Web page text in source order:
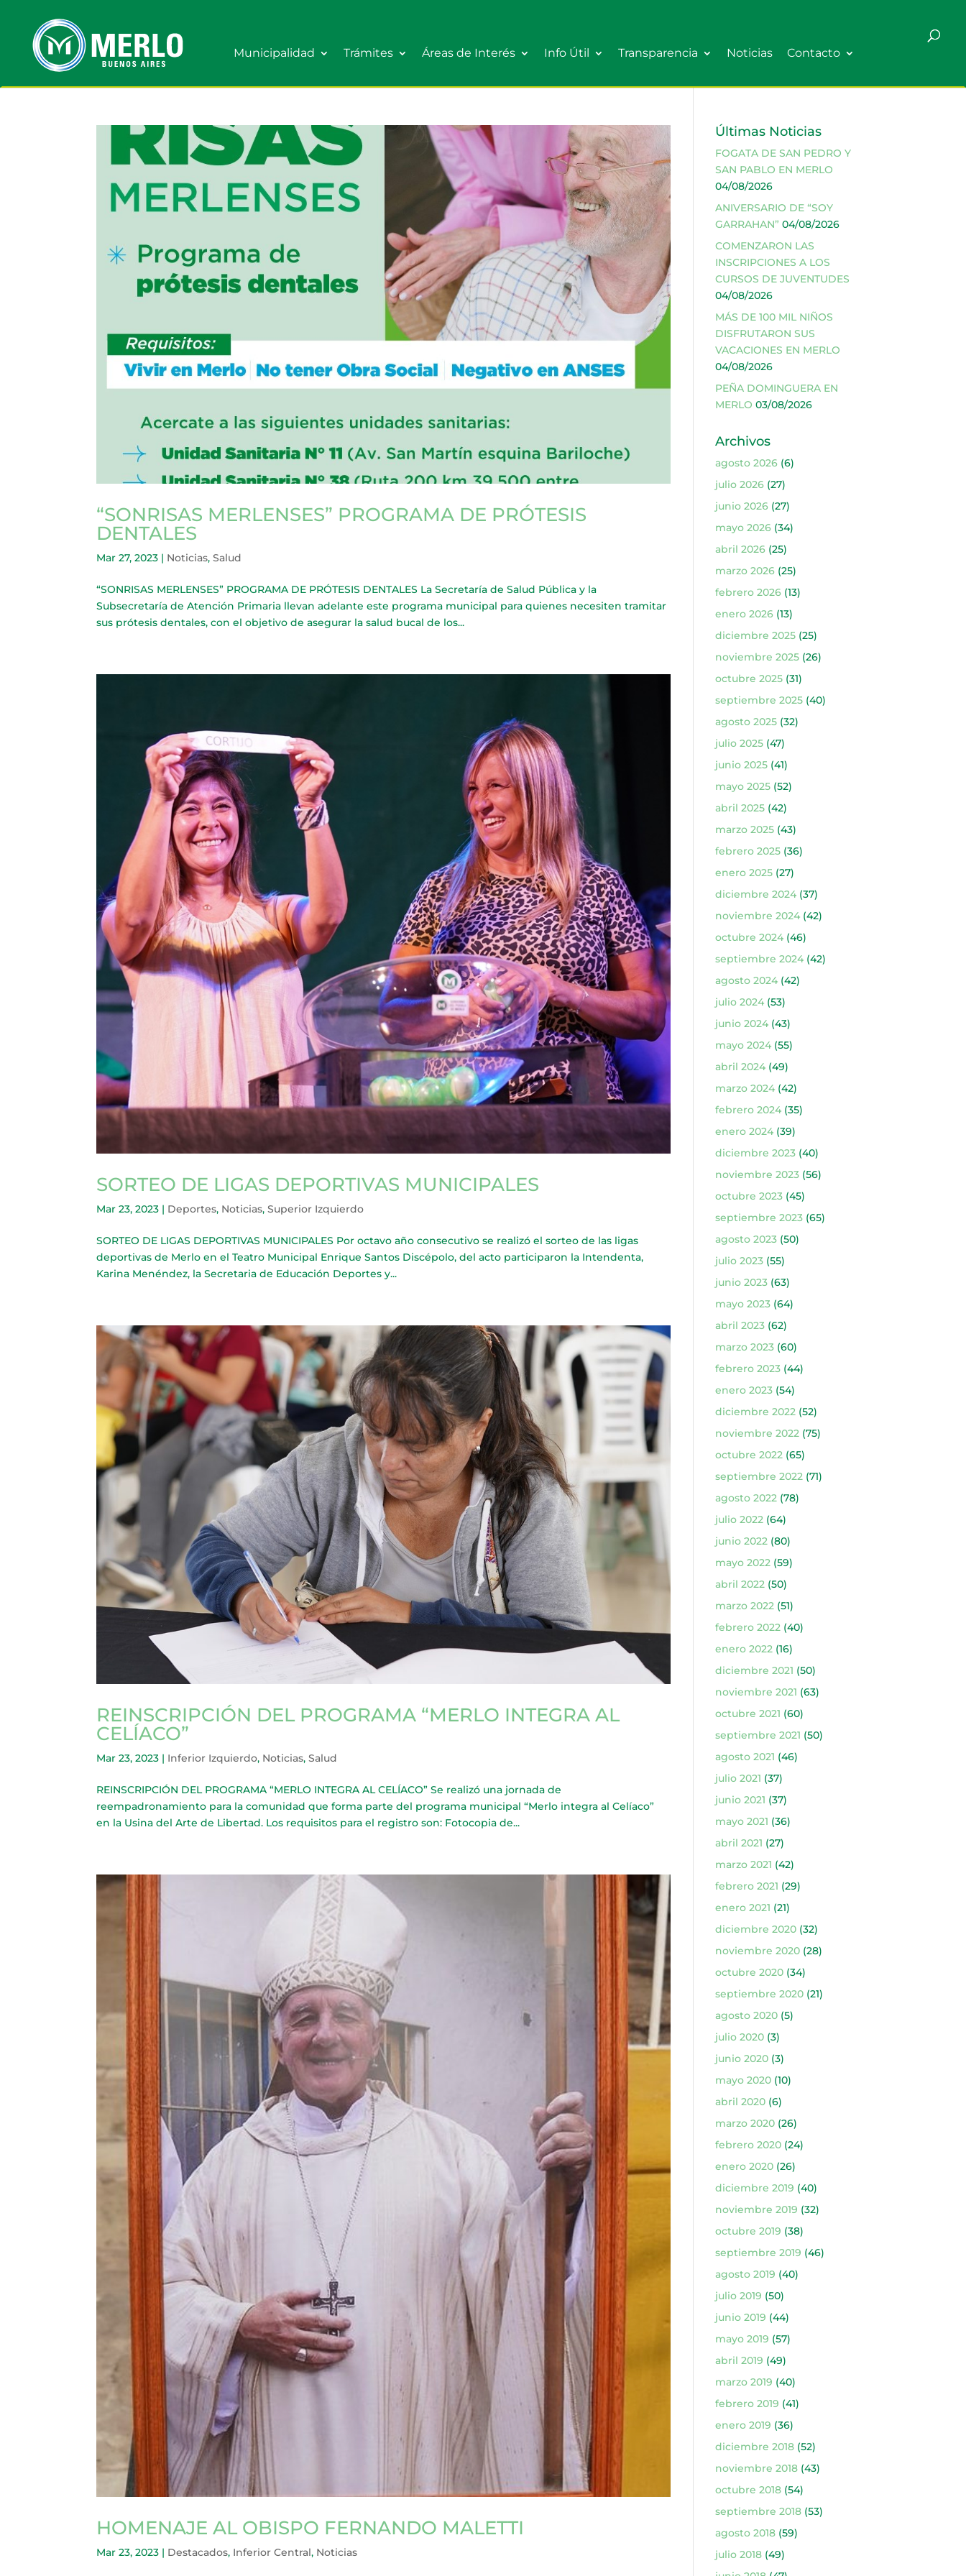
Municipalidad Trámites Áreas de Interés Info Útil Transparencia Noticias Contacto
“SONRISAS MERLENSES” PROGRAMA DE PRÓTESIS
DENTALES
Mar 27, 2023 | Noticias,Salud
“SONRISAS MERLENSES” PROGRAMA DE PRÓTESIS DENTALES La Secretaría de Salud Pública y la
Subsecretaría de Atención Primaria llevan adelante este programa municipal para quienes necesiten tramitar
sus prótesis dentales, con el objetivo de asegurar la salud bucal de los...
SORTEO DE LIGAS DEPORTIVAS MUNICIPALES
Mar 23, 2023 | Deportes, Noticias,Superior Izquierdo
SORTEO DE LIGAS DEPORTIVAS MUNICIPALES Por octavo año consecutivo se realizó el sorteo de las ligas
deportivas de Merlo en el Teatro Municipal Enrique Santos Discépolo, del acto participaron la Intendenta,
Karina Menéndez, la Secretaria de Educación Deportes y...
REINSCRIPCIÓN DEL PROGRAMA “MERLO INTEGRA AL
CELÍACO”
Mar 23, 2023 | Inferior Izquierdo, Noticias,Salud
REINSCRIPCIÓN DEL PROGRAMA “MERLO INTEGRA AL CELÍACO” Se realizó una jornada de
reempadronamiento para la comunidad que forma parte del programa municipal “Merlo integra al Celíaco”
en la Usina del Arte de Libertad. Los requisitos para el registro son: Fotocopia de...
HOMENAJE AL OBISPO FERNANDO MALETTI
Mar 23, 2023 | Destacados, Inferior Central, Noticias
Últimas Noticias
FOGATA DE SAN PEDRO Y
SAN PABLO EN MERLO
04/08/2026
ANIVERSARIO DE “SOY
GARRAHAN” 04/08/2026
COMENZARON LAS
INSCRIPCIONES A LOS
CURSOS DE JUVENTUDES
04/08/2026
MÁS DE 100 MIL NIÑOS
DISFRUTARON SUS
VACACIONES EN MERLO
04/08/2026
PEÑA DOMINGUERA EN
MERLO 03/08/2026
Archivos
agosto 2026(6)
julio 2026(27)
junio 2026(27)
mayo 2026(34)
abril 2026(25)
marzo 2026(25)
febrero 2026(13)
enero 2026(13)
diciembre 2025(25)
noviembre 2025(26)
octubre 2025(31)
septiembre 2025(40)
agosto 2025(32)
julio 2025(47)
junio 2025(41)
mayo 2025(52)
abril 2025(42)
marzo 2025(43)
febrero 2025(36)
enero 2025(27)
diciembre 2024(37)
noviembre 2024(42)
octubre 2024(46)
septiembre 2024(42)
agosto 2024(42)
julio 2024(53)
junio 2024(43)
mayo 2024(55)
abril 2024(49)
marzo 2024(42)
febrero 2024(35)
enero 2024(39)
diciembre 2023(40)
noviembre 2023(56)
octubre 2023(45)
septiembre 2023(65)
agosto 2023(50)
julio 2023(55)
junio 2023(63)
mayo 2023(64)
abril 2023(62)
marzo 2023(60)
febrero 2023(44)
enero 2023(54)
diciembre 2022(52)
noviembre 2022(75)
octubre 2022(65)
septiembre 2022(71)
agosto 2022(78)
julio 2022(64)
junio 2022(80)
mayo 2022(59)
abril 2022(50)
marzo 2022(51)
febrero 2022(40)
enero 2022(16)
diciembre 2021 (50)
noviembre 2021 (63)
octubre 2021 (60)
septiembre 2021 (50)
agosto 2021 (46)
julio 2021 (37)
junio 2021 (37)
mayo 2021 (36)
abril 2021 (27)
marzo 2021 (42)
febrero 2021 (29)
enero 2021 (21)
diciembre 2020(32)
noviembre 2020(28)
octubre 2020(34)
septiembre 2020(21)
agosto 2020(5)
julio 2020(3)
junio 2020(3)
mayo 2020(10)
abril 2020(6)
marzo 2020(26)
febrero 2020(24)
enero 2020(26)
diciembre 2019 (40)
noviembre 2019 (32)
octubre 2019 (38)
septiembre 2019 (46)
agosto 2019 (40)
julio 2019 (50)
junio 2019 (44)
mayo 2019 (57)
abril 2019 (49)
marzo 2019 (40)
febrero 2019 (41)
enero 2019 (36)
diciembre 2018(52)
noviembre 2018(43)
octubre 2018(54)
septiembre 2018(53)
agosto 2018(59)
julio 2018(49)